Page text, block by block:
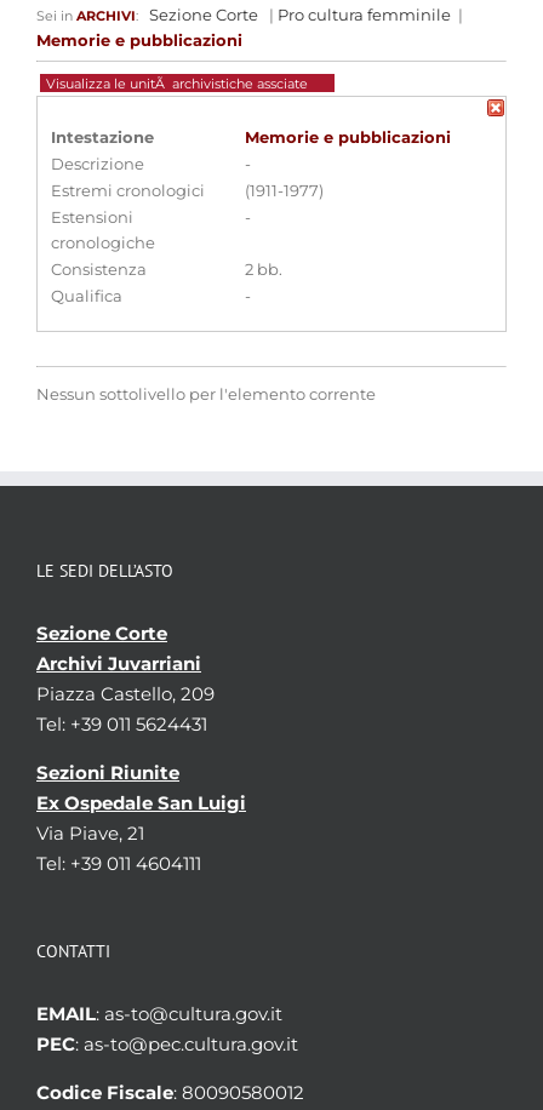
Sei in ARCHIVI: Sezione Corte | Pro cultura femminile |
Memorie e pubblicazioni
Visualizza le unitÃ archivistiche assciate
Intestazione
Memorie e pubblicazioni
Descrizione
-
Estremi cronologici
(1911-1977)
Estensioni
cronologiche
-
Consistenza
2 bb.
Qualifica
-
Nessun sottolivello per l'elemento corrente
LE SEDI DELL’ASTO
Sezione Corte
Archivi Juvarriani
Piazza Castello, 209
Tel: +39 011 5624431
Sezioni Riunite
Ex Ospedale San Luigi
Via Piave, 21
Tel: +39 011 4604111
CONTATTI
EMAIL: as-to@cultura.gov.it
PEC: as-to@pec.cultura.gov.it
Codice Fiscale: 80090580012